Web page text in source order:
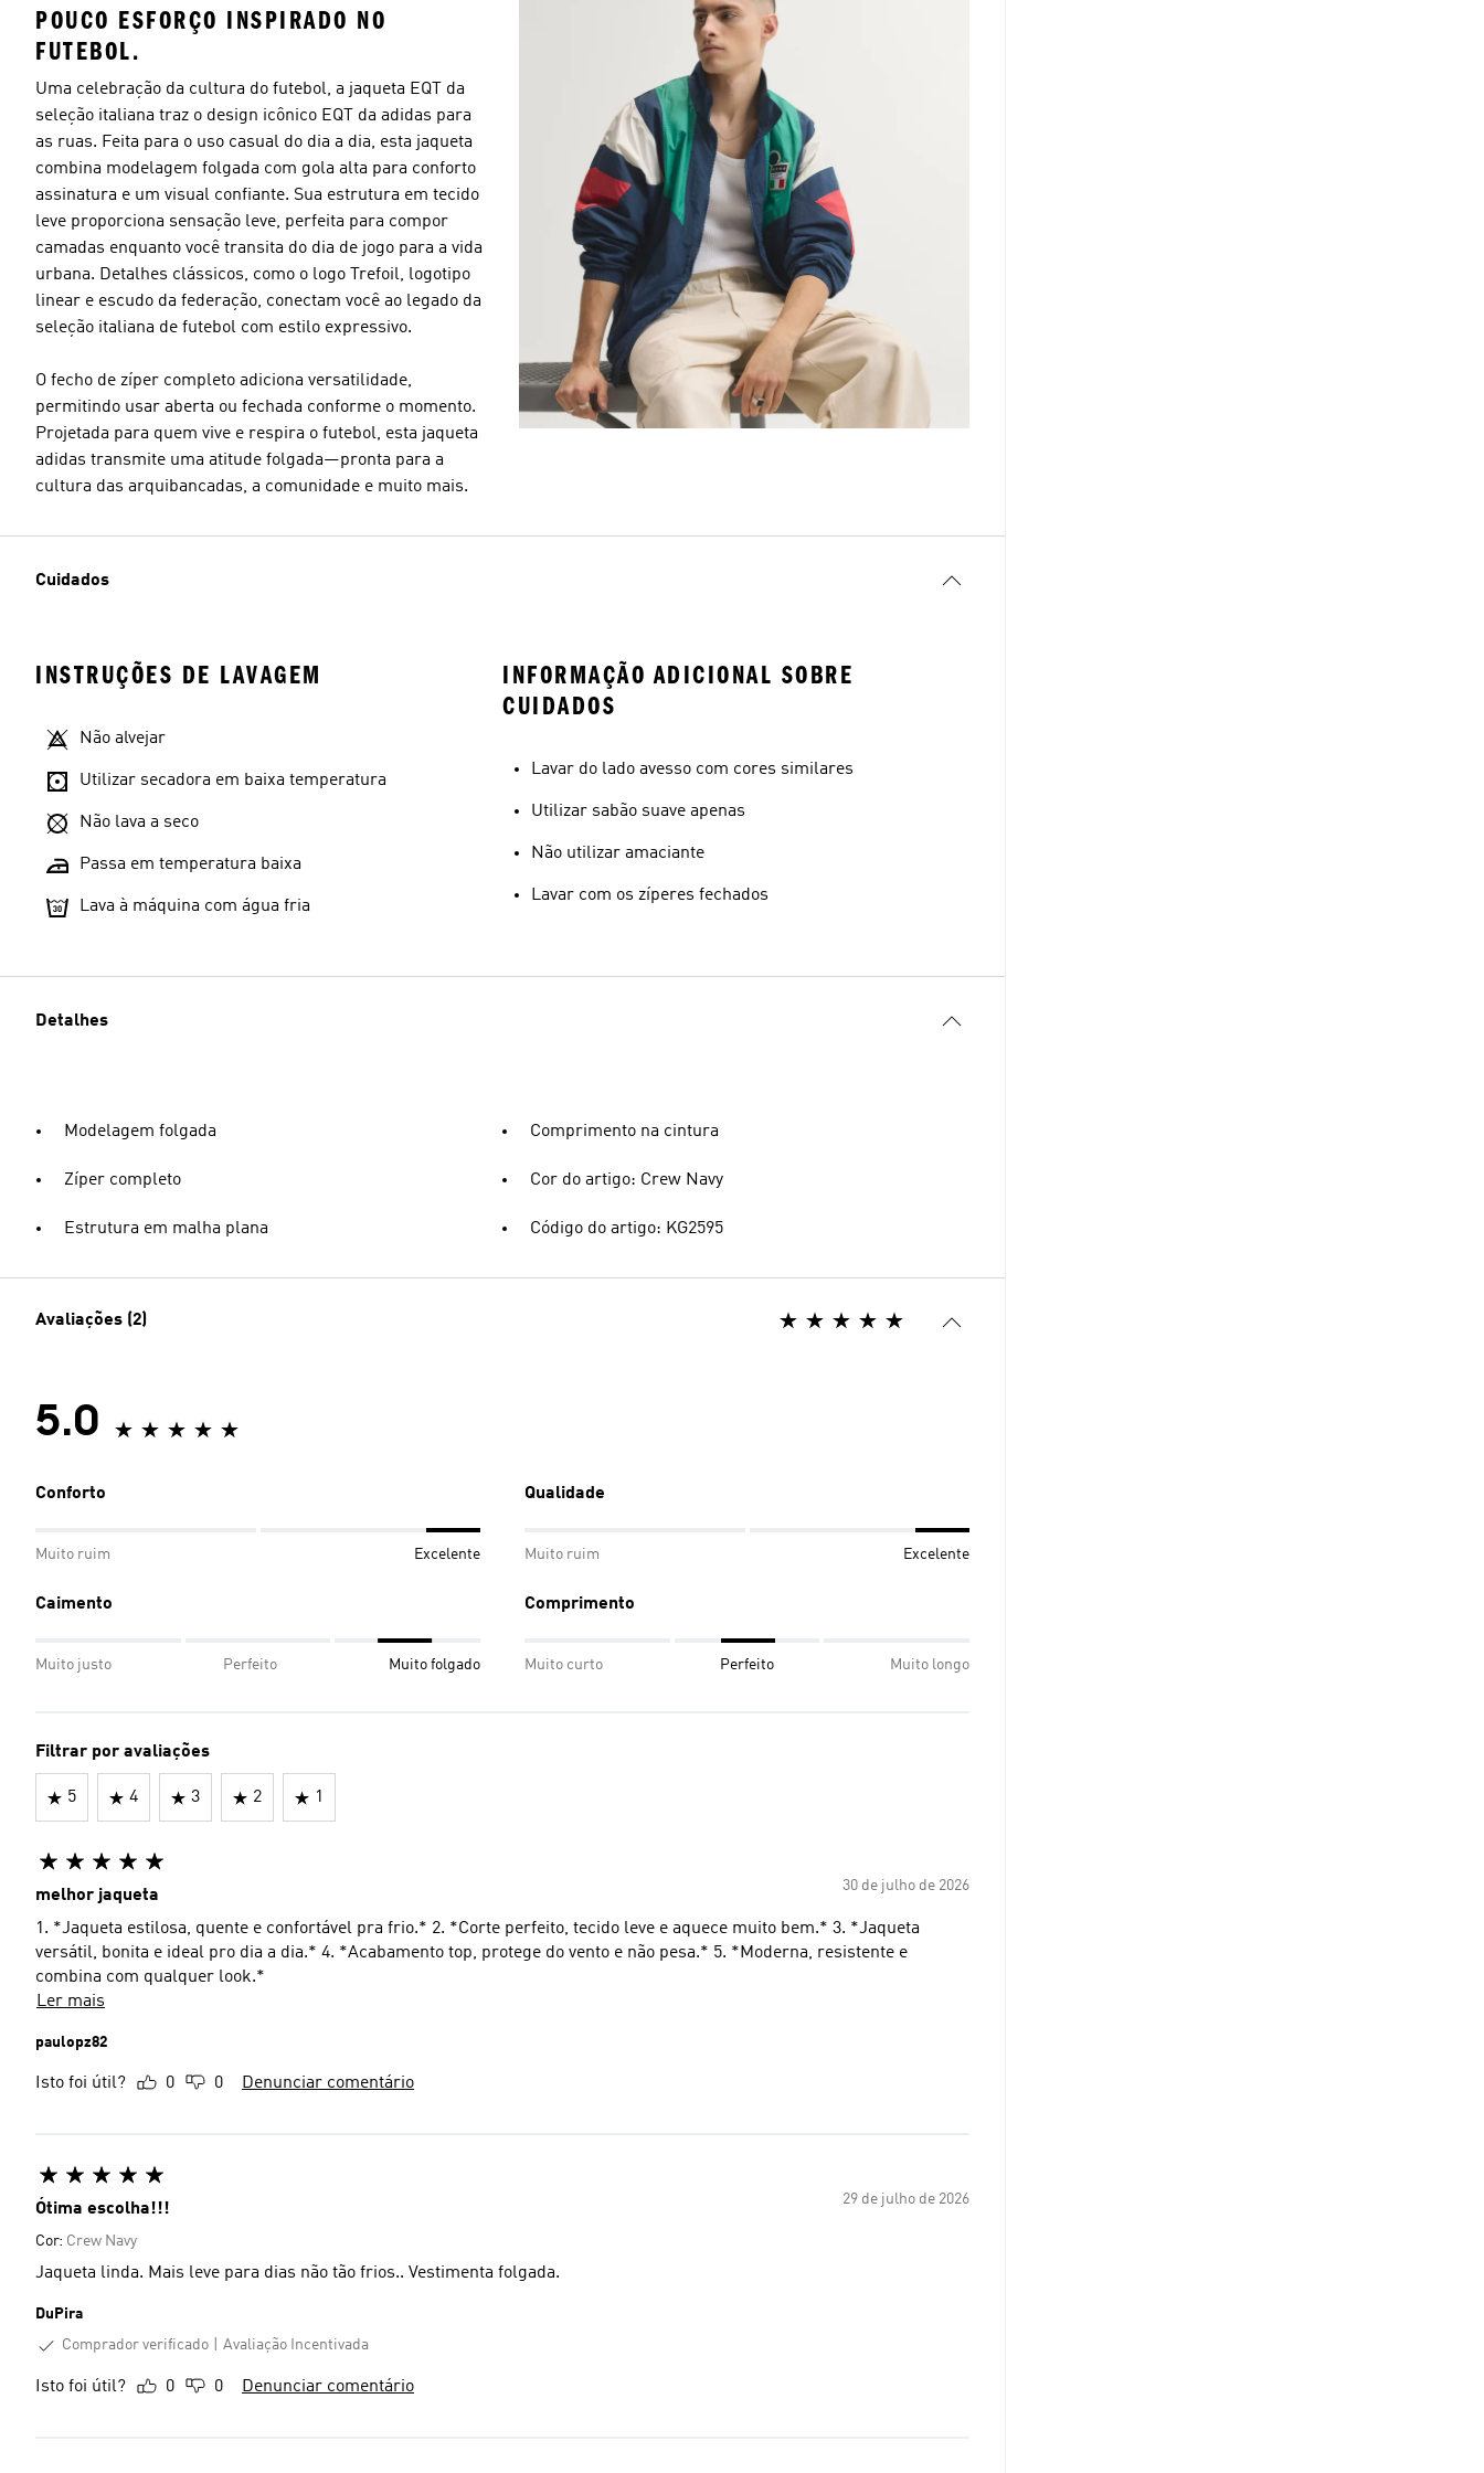
POUCO ESFORÇO INSPIRADO NO
FUTEBOL.
Uma celebração da cultura do futebol, a jaqueta EQT da
seleção italiana traz o design icônico EQT da adidas para
as ruas. Feita para o uso casual do dia a dia, esta jaqueta
combina modelagem folgada com gola alta para conforto
assinatura e um visual confiante. Sua estrutura em tecido
leve proporciona sensação leve, perfeita para compor
camadas enquanto você transita do dia de jogo para a vida
urbana. Detalhes clássicos, como o logo Trefoil, logotipo
linear e escudo da federação, conectam você ao legado da
seleção italiana de futebol com estilo expressivo.
O fecho de zíper completo adiciona versatilidade,
permitindo usar aberta ou fechada conforme o momento.
Projetada para quem vive e respira o futebol, esta jaqueta
adidas transmite uma atitude folgada—pronta para a
cultura das arquibancadas, a comunidade e muito mais.
Cuidados
INSTRUÇÕES DE LAVAGEM
Não alvejar
Utilizar secadora em baixa temperatura
Não lava a seco
Passa em temperatura baixa
Lava à máquina com água fria
INFORMAÇÃO ADICIONAL SOBRE
CUIDADOS
Lavar do lado avesso com cores similares
Utilizar sabão suave apenas
Não utilizar amaciante
Lavar com os zíperes fechados
Detalhes
Modelagem folgada
Zíper completo
Estrutura em malha plana
Comprimento na cintura
Cor do artigo: Crew Navy
Código do artigo: KG2595
Avaliações (2)
5.0
Conforto
Muito ruim Excelente
Qualidade
Muito ruim Excelente
Caimento
Muito justo Perfeito Muito folgado
Comprimento
Muito curto Perfeito Muito longo
Filtrar por avaliações
5 4 3 2 1
30 de julho de 2026
melhor jaqueta
1. *Jaqueta estilosa, quente e confortável pra frio.* 2. *Corte perfeito, tecido leve e aquece muito bem.* 3. *Jaqueta
versátil, bonita e ideal pro dia a dia.* 4. *Acabamento top, protege do vento e não pesa.* 5. *Moderna, resistente e
combina com qualquer look.*
Ler mais
paulopz82
Isto foi útil? 0 0 Denunciar comentário
29 de julho de 2026
Ótima escolha!!!
Cor: Crew Navy
Jaqueta linda. Mais leve para dias não tão frios.. Vestimenta folgada.
DuPira
Comprador verificado
Avaliação Incentivada
Isto foi útil? 0 0 Denunciar comentário